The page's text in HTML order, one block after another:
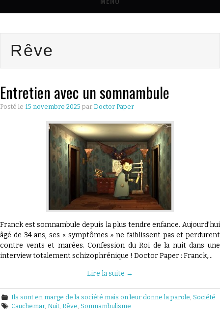
CULTURE
LES GUIDES
PRATIQUES
BONS PLANS
LYONNAIS
QU’EST CE
QUE THE
DOCTOR
PAPER ?
Rêve
Entretien avec un somnambule
Posté le 15 novembre 2025 par Doctor Paper
Franck est somnambule depuis la plus tendre enfance. Aujourd’hui
âgé de 34 ans, ses « symptômes » ne faiblissent pas et perdurent
contre vents et marées. Confession du Roi de la nuit dans une
interview totalement schizophrénique ! Doctor Paper : Franck,…
Lire la suite →
Ils sont en marge de la société mais on leur donne la parole,Société
Cauchemar,Nuit,Rêve,Somnambulisme